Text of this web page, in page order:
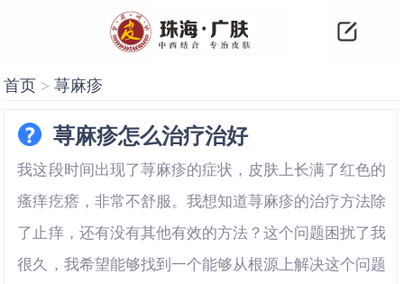
首页 >荨麻疹
荨麻疹怎么治疗治好
我这段时间出现了荨麻疹的症状，皮肤上长满了红色的
瘙痒疙瘩，非常不舒服。我想知道荨麻疹的治疗方法除
了止痒，还有没有其他有效的方法？这个问题困扰了我
很久，我希望能够找到一个能够从根源上解决这个问题